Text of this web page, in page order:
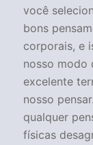
você
bons
corporais, e
nosso modo
excelente
nosso
qualquer
físicas